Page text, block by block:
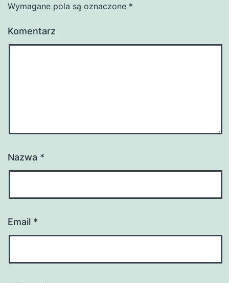
Wymagane pola są oznaczone *
Komentarz
Nazwa *
Email *